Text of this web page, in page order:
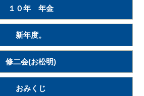
１０年 年金
新年度。
修二会(お松明)
おみくじ